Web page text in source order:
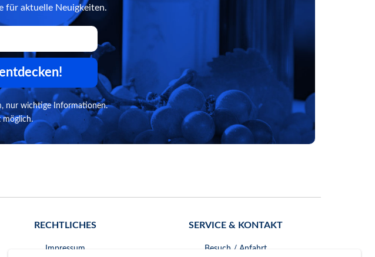
für aktuelle Neuigkeiten.
nur wichtige Informationen.
möglich.
RECHTLICHES
Impressum
SERVICE & KONTAKT
Besuch / Anfahrt